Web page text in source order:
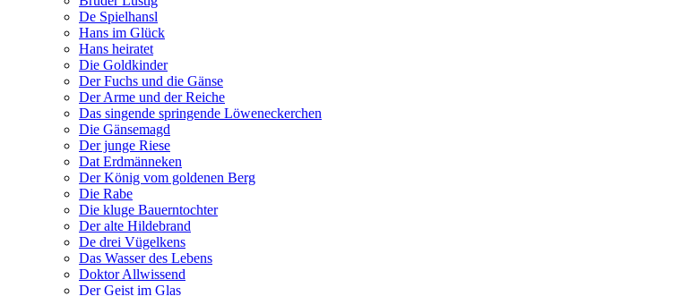
De Spielhansl
Hans im Glück
Hans heiratet
Die Goldkinder
Der Fuchs und die Gänse
Der Arme und der Reiche
Das singende springende Löweneckerchen
Die Gänsemagd
Der junge Riese
Dat Erdmänneken
Der König vom goldenen Berg
Die Rabe
Die kluge Bauerntochter
Der alte Hildebrand
De drei Vügelkens
Das Wasser des Lebens
Doktor Allwissend
Der Geist im Glas